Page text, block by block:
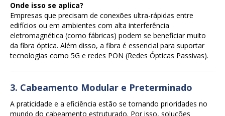
Onde isso se aplica?
Empresas que precisam de conexões ultra-rápidas entre
edifícios ou em ambientes com alta interferência
eletromagnética (como fábricas) podem se beneficiar muito
da fibra óptica. Além disso, a fibra é essencial para suportar
tecnologias como 5G e redes PON (Redes Ópticas Passivas).
3. Cabeamento Modular e Preterminado
A praticidade e a eficiência estão se tornando prioridades no
mundo do cabeamento estruturado. Por isso, soluções